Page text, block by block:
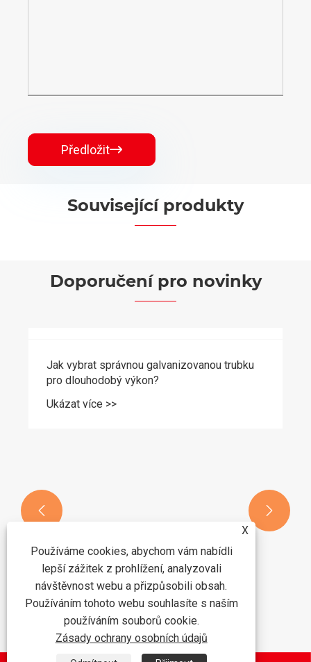
Předložit
Související produkty
Doporučení pro novinky
Jak vybrat správnou galvanizovanou trubku
pro dlouhodobý výkon?
Ukázat více >>
 
X
Používáme cookies, abychom vám nabídli
lepší zážitek z prohlížení, analyzovali
návštěvnost webu a přizpůsobili obsah.
Používáním tohoto webu souhlasíte s naším
používáním souborů cookie.
Zásady ochrany osobních údajů